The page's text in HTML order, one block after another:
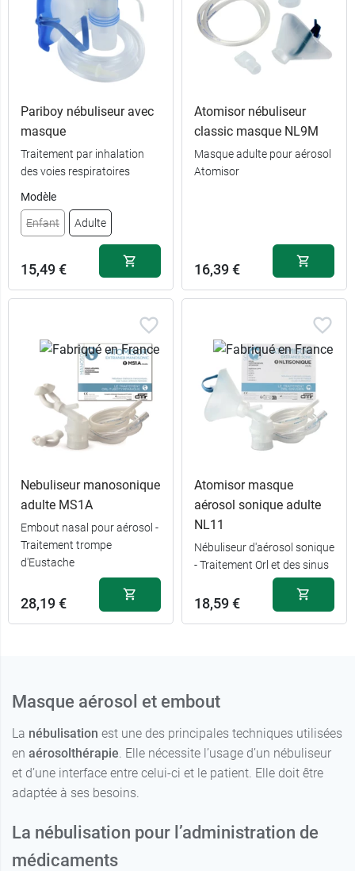
Pariboy nébuliseur avec
masque
Traitement par inhalation
des voies respiratoires
Modèle
Enfant Adulte
15,49 €
15,49 €
Adulte
Atomisor nébuliseur
classic masque NL9M
Masque adulte pour aérosol
Atomisor
16,39 €
Nebuliseur manosonique
adulte MS1A
Embout nasal pour aérosol -
Traitement trompe
d'Eustache
28,19 €
Atomisor masque
aérosol sonique adulte
NL11
Nébuliseur d'aérosol sonique
- Traitement Orl et des sinus
18,59 €
Masque aérosol et embout
La nébulisation est une des principales techniques utilisées
en aérosolthérapie . Elle nécessite l’usage d’un nébuliseur
et d’une interface entre celui-ci et le patient. Elle doit être
adaptée à ses besoins.
La nébulisation pour l’administration de
médicaments